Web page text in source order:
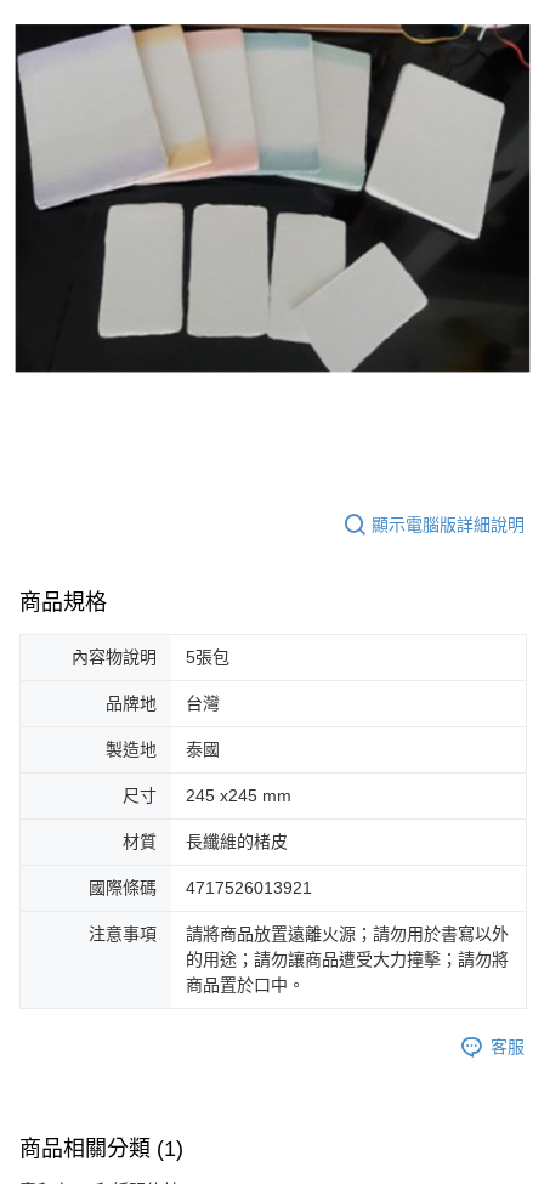
顯示電腦版詳細說明
商品規格
內容物說明 5張包
品牌地 台灣
製造地 泰國
尺寸 245 x245 mm
材質 長纖維的楮皮
國際條碼 4717526013921
注意事項
請將商品放置遠離火源；請勿用於書寫以外
的用途；請勿讓商品遭受大力撞擊；請勿將
商品置於口中。
客服
商品相關分類 (1)